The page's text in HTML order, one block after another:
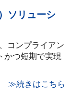
ソリューシ
コンプライアン
かつ短期で実現
≫続きはこちら